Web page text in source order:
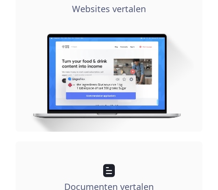
Websites vertalen
Documenten vertalen